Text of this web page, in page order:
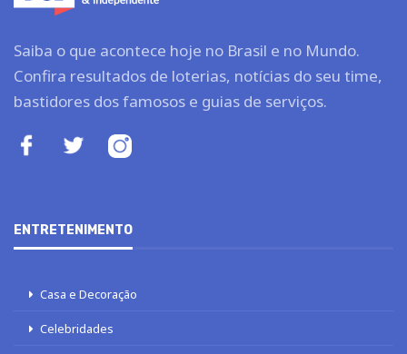
Saiba o que acontece hoje no Brasil e no Mundo.
Confira resultados de loterias, notícias do seu time,
bastidores dos famosos e guias de serviços.
ENTRETENIMENTO
Casa e Decoração
Celebridades